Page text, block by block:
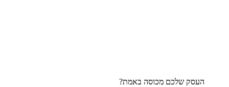
העסק שלכם מכוסה באמת?